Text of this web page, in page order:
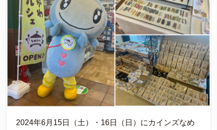
2024年6月15日（土）・16日（日）にカインズなめ